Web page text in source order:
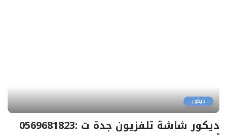
ديكور
ديكور شاشة تلفزيون جدة ت :0569681823